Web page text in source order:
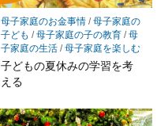
母子家庭のお金事情/母子家庭の
子ども /母子家庭の子の教育/母
子家庭の生活/母子家庭を楽しむ
子どもの夏休みの学習を考
える